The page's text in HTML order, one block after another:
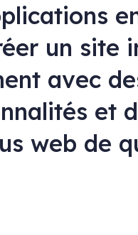
un site
avec
et
web de